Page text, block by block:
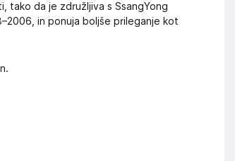
tako da je združljiva s SsangYong
in ponuja boljše prileganje kot